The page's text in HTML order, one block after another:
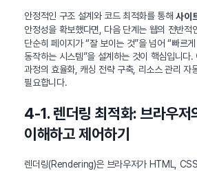
안정적인 구조 설계와 코드 최적화를 통해사이
안정성을 확보했다면, 다음 단계는 웹의 전반적
단순히 페이지가 “잘 보이는 것”을 넘어 “빠르
동작하는 시스템”을 설계하는 것이 핵심입니다.
과정의 효율화, 캐싱 전략 구축, 리소스 관리 자
필요합니다.
4-1. 렌더링 최적화: 브라우저
이해하고 제어하기
렌더링(Rendering)은 브라우저가 HTML,